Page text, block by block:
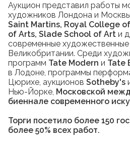
Аукцион представил работы
художников Лондона и
Saint Martins, Royal College
of Arts, Slade School of Art и
современные
Великобритании. Среди
программ Tate Modern и Tate
в Лодоне, программы
Цюрихе, аукционов Sotheby's
Нью-Йорке, Московской
биеннале современного
Торги посетило более 150
более 50% всех работ.